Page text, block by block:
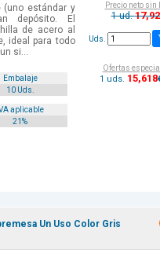
(uno estándar y
depósito. El
de acero al
ideal para todo
si...
Embalaje
10 Uds.
aplicable
21%
Precio neto sin
1 ud.17
Uds.
Ofertas
1 uds. 15,618
Un Uso Color Gris